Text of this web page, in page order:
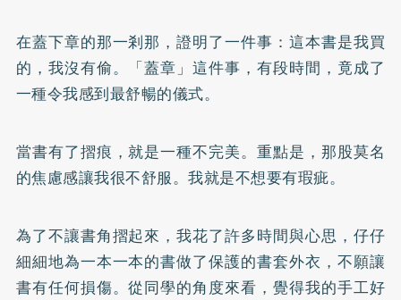
在蓋下章的那一剎那，證明了一件事：這本書是我買
的，我沒有偷。「蓋章」這件事，有段時間，竟成了
一種令我感到最舒暢的儀式。
當書有了摺痕，就是一種不完美。重點是，那股莫名
的焦慮感讓我很不舒服。我就是不想要有瑕疵。
為了不讓書角摺起來，我花了許多時間與心思，仔仔
細細地為一本一本的書做了保護的書套外衣，不願讓
書有任何損傷。從同學的角度來看，覺得我的手工好